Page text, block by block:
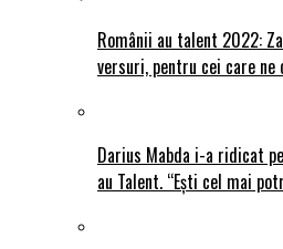
Românii au talent 2022:
versuri, pentru cei care ne
Darius Mabda i-a ridicat
au Talent. “Ești cel mai